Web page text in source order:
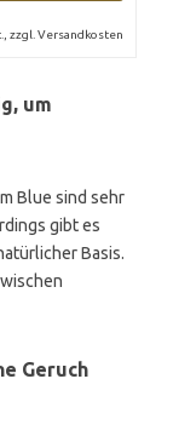
zzgl. Versandkosten
um
Blue sind sehr
gibt es
Basis.
Geruch